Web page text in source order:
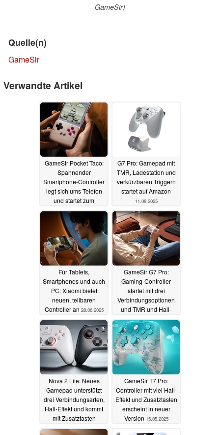
GameSir)
Quelle(n)
GameSir
Verwandte Artikel
GameSir Pocket Taco:
Spannender
Smartphone-Controller
legt sich ums Telefon
und startet zum
günstigen Preis
06.01.2026
G7 Pro: Gamepad mit
TMR, Ladestation und
verkürzbaren Triggern
startet auf Amazon
11.08.2025
Für Tablets,
Smartphones und auch
PC: Xiaomi bietet
neuen, teilbaren
Controller an 28.06.2025
GameSir G7 Pro:
Gaming-Controller
startet mit drei
Verbindungsoptionen
und TMR und Hall-
Trigger24.06.2025
Nova 2 Lite: Neues
Gamepad unterstützt
drei Verbindungsarten,
Hall-Effekt und kommt
mit Zusatztasten
31.05.2025
GameSir T7 Pro:
Controller mit viel Hall-
Effekt und Zusatztasten
erscheint in neuer
Version 15.05.2025